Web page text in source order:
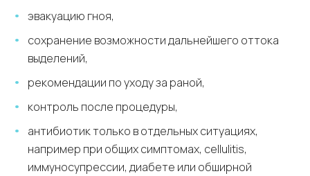
эвакуацию гноя,
сохранение возможности дальнейшего оттока
выделений,
рекомендации по уходу за раной,
контроль после процедуры,
антибиотик только в отдельных ситуациях,
например при общих симптомах, cellulitis,
иммуносупрессии, диабете или обширной